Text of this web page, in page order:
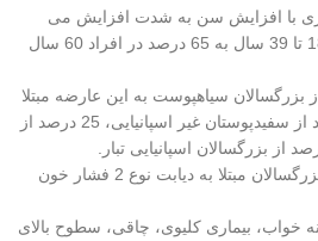
با افزایش سن به شدت افزایش می
یابد، از 7.3 درصد افراد بین 18 تا 39 سال به 65 درصد در افراد 60 سال
حدود 40 درصد از بزرگسالان سیاهپوست به این عارضه مبتلا
هستند، در مقایسه با 28 درصد از سفیدپوستان غیر اسپانیایی، 25 درصد از
دیابت داشته باشند. دو سوم بزرگسالان مبتلا به دیابت نوع 2 فشار خون
خواب، بیماری کلیوی، چاقی، سطوح بالای